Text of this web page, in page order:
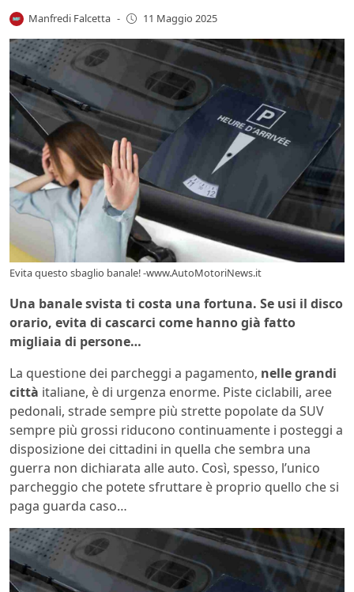
Manfredi Falcetta - 11 Maggio 2025
Evita questo sbaglio banale! -www.AutoMotoriNews.it
Una banale svista ti costa una fortuna. Se usi il disco
orario, evita di cascarci come hanno già fatto
migliaia di persone…
La questione dei parcheggi a pagamento, nelle grandi
città italiane, è di urgenza enorme. Piste ciclabili, aree
pedonali, strade sempre più strette popolate da SUV
sempre più grossi riducono continuamente i posteggi a
disposizione dei cittadini in quella che sembra una
guerra non dichiarata alle auto. Così, spesso, l’unico
parcheggio che potete sfruttare è proprio quello che si
paga guarda caso…